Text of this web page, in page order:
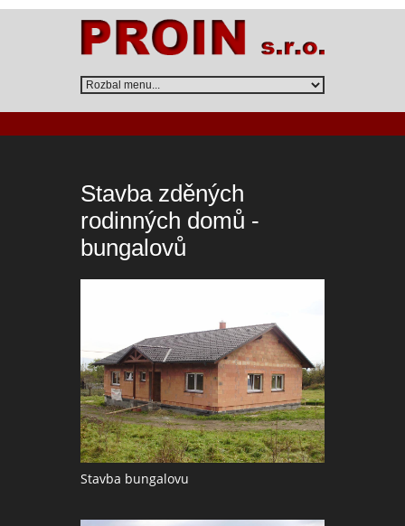
Stavba zděných
rodinných domů -
bungalovů
Stavba bungalovu